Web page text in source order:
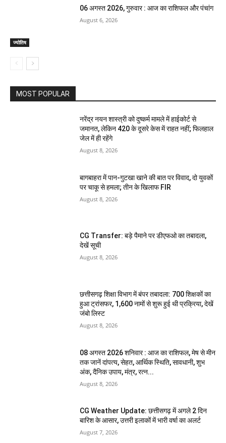
ज्योतिष
06 अगस्त 2026, गुरुवार : आज का राशिफल और पंचांग
August 6, 2026
MOST POPULAR
नरेंद्र नयन शास्त्री को दुष्कर्म मामले में हाईकोर्ट से
जमानत, लेकिन 420 के दूसरे केस में राहत नहीं; फिलहाल
जेल में ही रहेंगे
August 8, 2026
बागबाहरा में पान-गुटखा खाने की बात पर विवाद, दो युवकों
पर चाकू से हमला; तीन के खिलाफ FIR
August 8, 2026
CG Transfer: बड़े पैमाने पर डीएफओ का तबादला,
देखें सूची
August 8, 2026
छत्तीसगढ़ शिक्षा विभाग में बंपर तबादला: 700 शिक्षकों का
हुआ ट्रांसफर, 1,600 नामों से शुरू हुई थी प्रक्रिया, देखें
जंबो लिस्ट
August 8, 2026
08 अगस्त 2026 शनिवार : आज का राशिफल, मेष से मीन
तक जानें दांपत्य, सेहत, आर्थिक स्थिति, सावधानी, शुभ
अंक, दैनिक उपाय, मंत्र, रत्न...
August 8, 2026
CG Weather Update: छत्तीसगढ़ में अगले 2 दिन
बारिश के आसार, उत्तरी इलाकों में भारी वर्षा का अलर्ट
August 7, 2026